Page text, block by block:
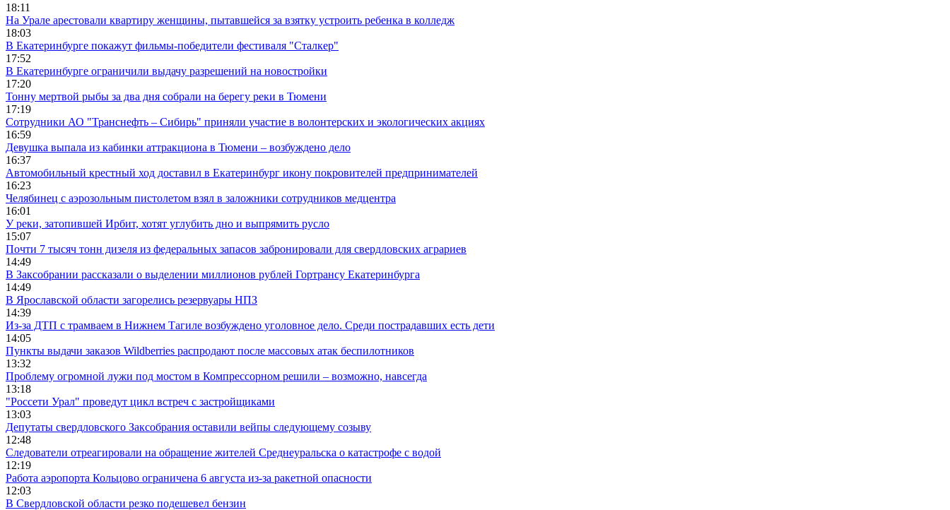
18:11
На Урале арестовали квартиру женщины, пытавшейся за взятку устроить ребенка в колледж
18:03
В Екатеринбурге покажут фильмы-победители фестиваля "Сталкер"
17:52
В Екатеринбурге ограничили выдачу разрешений на новостройки
17:20
Тонну мертвой рыбы за два дня собрали на берегу реки в Тюмени
17:19
Сотрудники АО "Транснефть – Сибирь" приняли участие в волонтерских и экологических акциях
16:59
Девушка выпала из кабинки аттракциона в Тюмени – возбуждено дело
16:37
Автомобильный крестный ход доставил в Екатеринбург икону покровителей предпринимателей
16:23
Челябинец с аэрозольным пистолетом взял в заложники сотрудников медцентра
16:01
У реки, затопившей Ирбит, хотят углубить дно и выпрямить русло
15:07
Почти 7 тысяч тонн дизеля из федеральных запасов забронировали для свердловских аграриев
14:49
В Заксобрании рассказали о выделении миллионов рублей Гортрансу Екатеринбурга
14:49
В Ярославской области загорелись резервуары НПЗ
14:39
Из-за ДТП с трамваем в Нижнем Тагиле возбуждено уголовное дело. Среди пострадавших есть дети
14:05
Пункты выдачи заказов Wildberries распродают после массовых атак беспилотников
13:32
Проблему огромной лужи под мостом в Компрессорном решили – возможно, навсегда
13:18
"Россети Урал" проведут цикл встреч с застройщиками
13:03
Депутаты свердловского Заксобрания оставили вейпы следующему созыву
12:48
Следователи отреагировали на обращение жителей Среднеуральска о катастрофе с водой
12:19
Работа аэропорта Кольцово ограничена 6 августа из-за ракетной опасности
12:03
В Свердловской области резко подешевел бензин